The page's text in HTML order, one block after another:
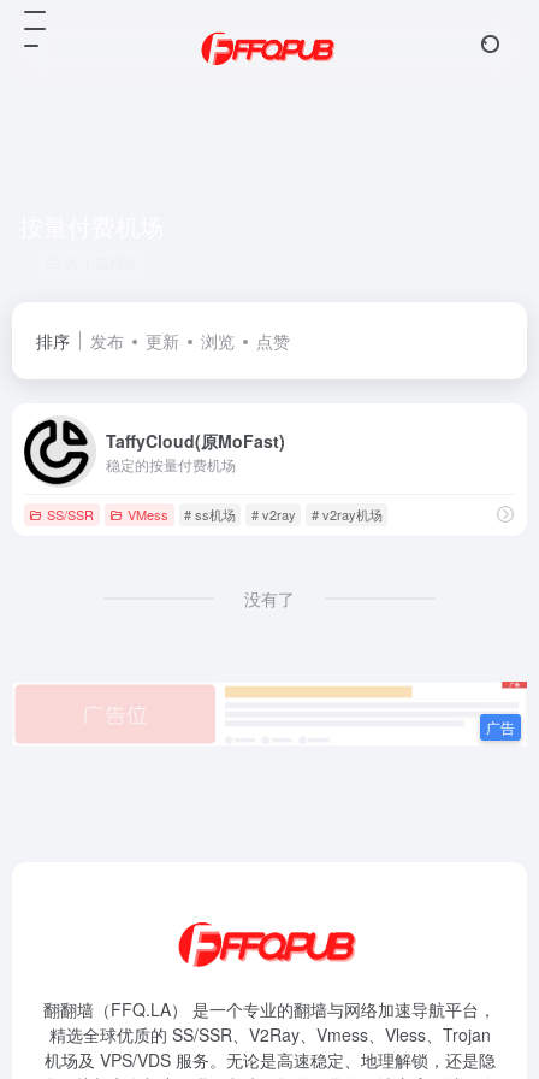
排序 发布 更新 浏览 点赞
TaffyCloud(原MoFast)
稳定的按量付费机场
SS/SSR VMess # ss机场 # v2ray # v2ray机场
没有了
翻翻墙（FFQ.LA） 是一个专业的翻墙与网络加速导航平台，
精选全球优质的 SS/SSR、V2Ray、Vmess、Vless、Trojan
机场及 VPS/VDS 服务。无论是高速稳定、地理解锁，还是隐